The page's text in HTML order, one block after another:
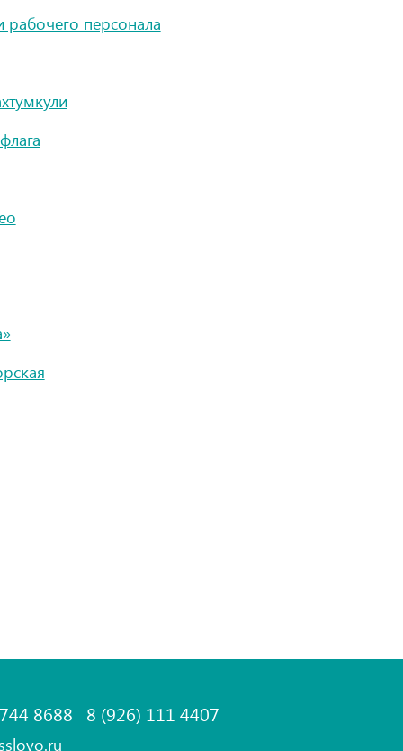
персонала
8688 8 (926) 111 4407